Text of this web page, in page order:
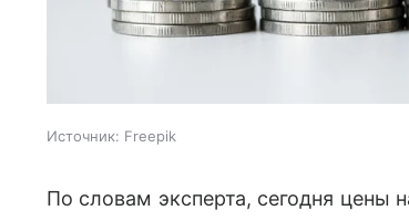
Источник: Freepik
По словам эксперта, сегодня цены